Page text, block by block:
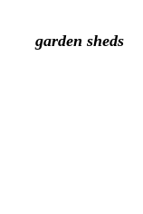
garden sheds